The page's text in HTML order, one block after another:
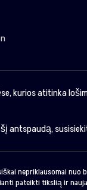
kurios atitinka
antspaudą,
nepriklausomai nuo
pateikti tikslią ir